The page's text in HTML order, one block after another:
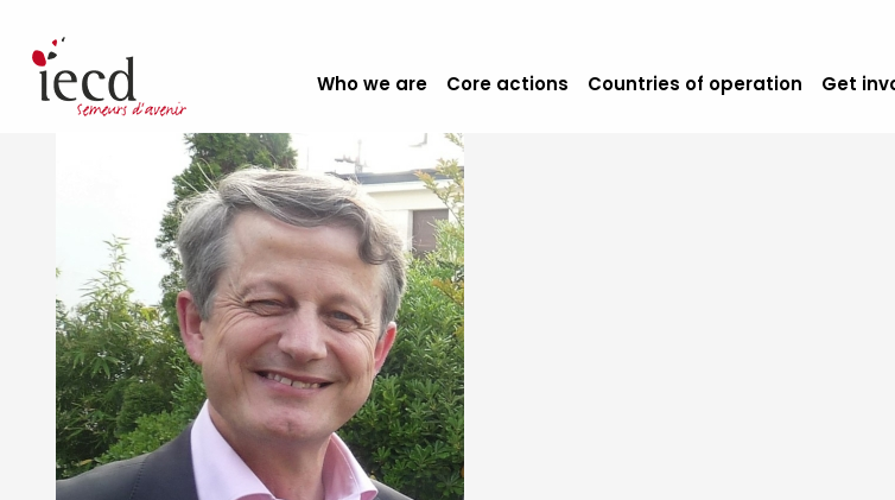
Who we are Core actions Countries of operation Get